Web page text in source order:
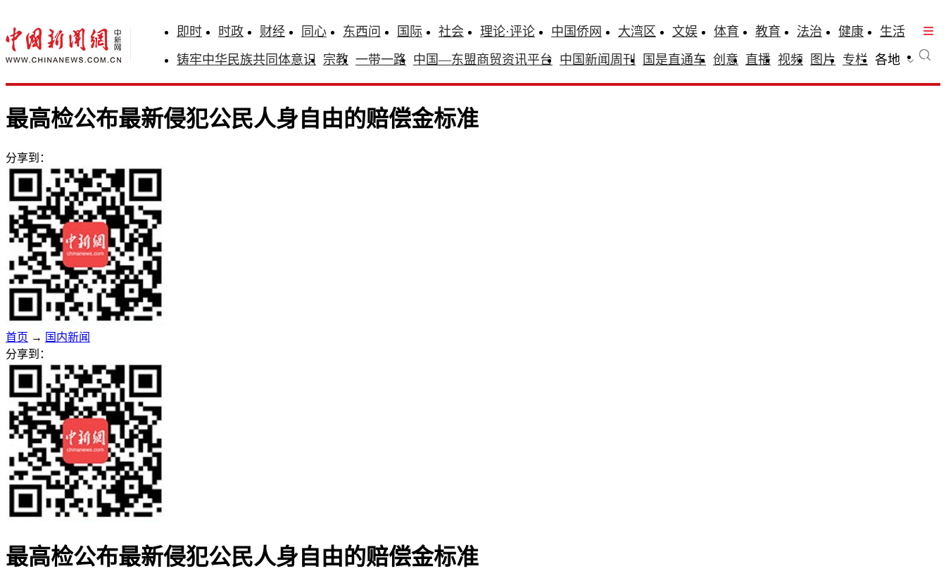
即时 时政 财经 同心 东西问 国际 社会 理论·评论 中国侨网 大湾区 文娱 体育 教育 法治 健康
生活
铸牢中华民族共同体意识 宗教 一带一路 中国—东盟商贸资讯平台 中国新闻周刊 国是直通车 创意 直播 视频 图片 专栏 各地
最高检公布最新侵犯公民人身自由的赔偿金标准
分享到：
首页 → 国内新闻
分享到：
最高检公布最新侵犯公民人身自由的赔偿金标准